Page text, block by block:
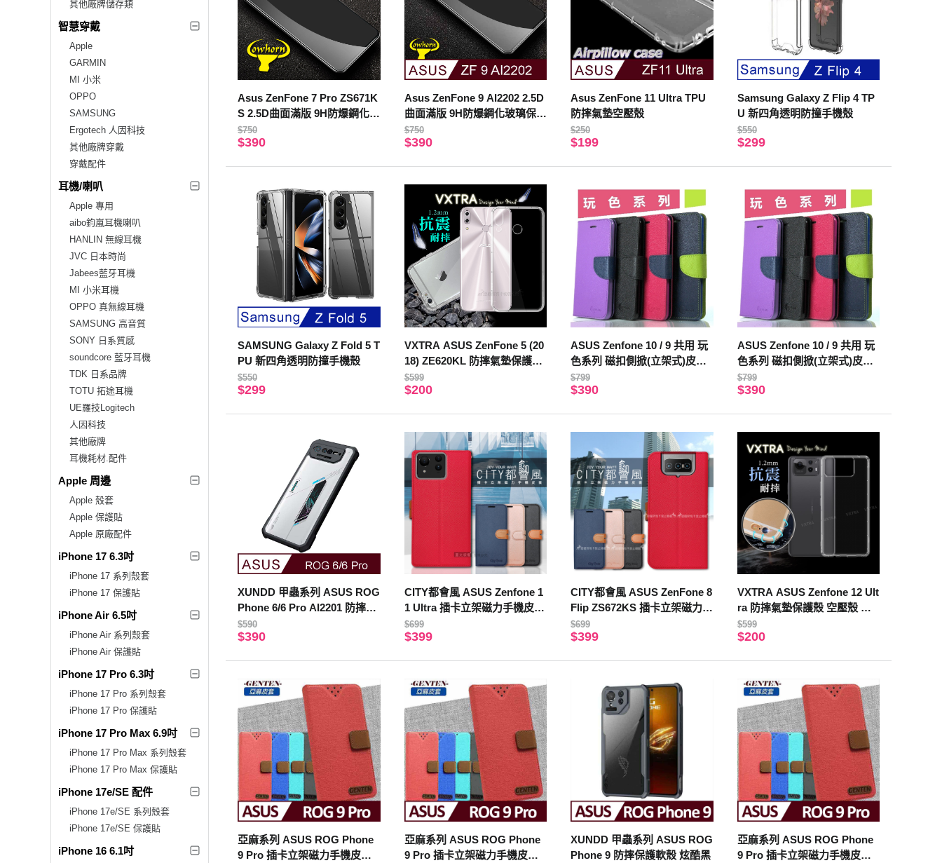
其他廠牌儲存類
智慧穿戴
Apple
GARMIN
MI 小米
OPPO
SAMSUNG
Ergotech 人因科技
其他廠牌穿戴
穿戴配件
耳機/喇叭
Apple 專用
aibo鈞嵐耳機喇叭
HANLIN 無線耳機
JVC 日本時尚
Jabees藍牙耳機
MI 小米耳機
OPPO 真無線耳機
SAMSUNG 高音質
SONY 日系質感
soundcore 藍牙耳機
TDK 日系品牌
TOTU 拓途耳機
UE羅技Logitech
人因科技
其他廠牌
耳機耗材.配件
Apple 周邊
Apple 殼套
Apple 保護貼
Apple 原廠配件
iPhone 17 6.3吋
iPhone 17 系列殼套
iPhone 17 保護貼
iPhone Air 6.5吋
iPhone Air 系列殼套
iPhone Air 保護貼
iPhone 17 Pro 6.3吋
iPhone 17 Pro 系列殼套
iPhone 17 Pro 保護貼
iPhone 17 Pro Max 6.9吋
iPhone 17 Pro Max 系列殼套
iPhone 17 Pro Max 保護貼
iPhone 17e/SE 配件
iPhone 17e/SE 系列殼套
iPhone 17e/SE 保護貼
iPhone 16 6.1吋
Asus ZenFone 7 Pro ZS671K
S 2.5D曲面滿版 9H防爆鋼化玻
璃保護貼 黑色
$750
$390
Asus ZenFone 9 AI2202 2.5D
曲面滿版 9H防爆鋼化玻璃保護
貼 黑色
$750
$390
Asus ZenFone 11 Ultra TPU
防摔氣墊空壓殼
$250
$199
Samsung Galaxy Z Flip 4 TP
U 新四角透明防撞手機殼
$550
$299
SAMSUNG Galaxy Z Fold 5 T
PU 新四角透明防撞手機殼
$550
$299
VXTRA ASUS ZenFone 5 (20
18) ZE620KL 防摔氣墊保護殼
空壓殼
$599
$200
ASUS Zenfone 10 / 9 共用 玩
色系列 磁扣側掀(立架式)皮套
(桃色)
$799
$390
ASUS Zenfone 10 / 9 共用 玩
色系列 磁扣側掀(立架式)皮套
(桃色)
$799
$390
XUNDD 甲蟲系列 ASUS ROG
Phone 6/6 Pro AI2201 防摔保
護軟殼 炫酷黑
$590
$390
CITY都會風 ASUS Zenfone 1
1 Ultra 插卡立架磁力手機皮套
有吊飾孔(奢華紅)
$699
$399
CITY都會風 ASUS ZenFone 8
Flip ZS672KS 插卡立架磁力手
機皮套 有吊飾孔(奢華紅)
$699
$399
VXTRA ASUS Zenfone 12 Ult
ra 防摔氣墊保護殼 空壓殼 手
機殼
$599
$200
亞麻系列 ASUS ROG Phone
9 Pro 插卡立架磁力手機皮套
亞麻系列 ASUS ROG Phone
9 Pro 插卡立架磁力手機皮套
XUNDD 甲蟲系列 ASUS ROG
Phone 9 防摔保護軟殼 炫酷黑
亞麻系列 ASUS ROG Phone
9 Pro 插卡立架磁力手機皮套